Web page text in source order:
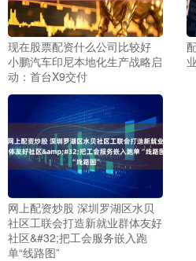
现在股票配资什么公司比较好
小鹏汽车印尼本地化生产战略启
动：首台X9交付
网上配资炒股 深圳罗湖区水贝
社区工联会打造新就业群体友好
社区&#32;把工会服务嵌入跑
单“线路图”